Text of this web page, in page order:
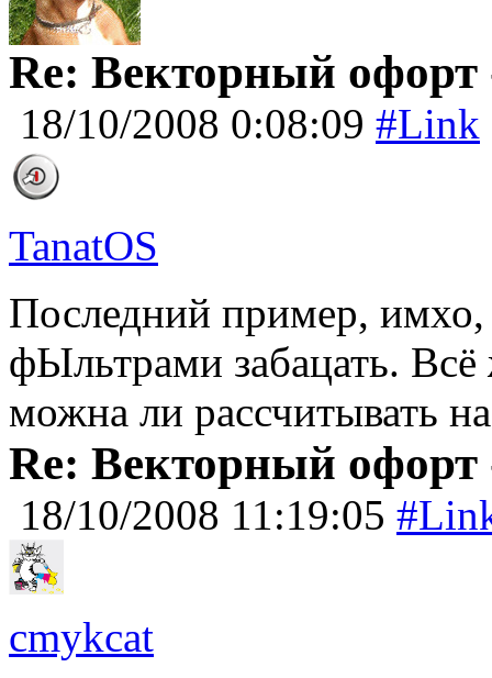
Re: Векторный офорт
18/10/2008 0:08:09 #Link
TanatOS
Последний пример,
фЫльтрами забацать.
можна ли рассчитывать
Re: Векторный офорт
18/10/2008 11:19:05
cmykcat